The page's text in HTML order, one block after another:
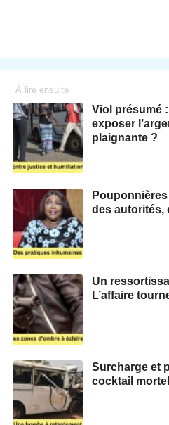
À lire ensuite
Viol présumé
exposer
plaignante ?
des autorités,
Un
L’affaire
Surcharge et
cocktail